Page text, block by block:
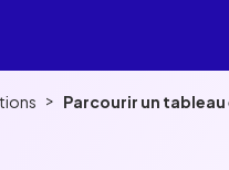
> Parcourir un tableau